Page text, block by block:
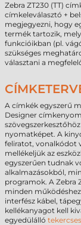
Zebra ZT230 (TT)
címkeleválasztó +
megjegyezni, hogy
termék tartozik,
funkcióikban (pl.
szükséges
választani a
A címkék egyszerű
Designer
nyomatképet. A
feliratot, vonalkódot
mellékeljük az
egyszerűen tudnak
alkalmazásokból,
programok. A Zebra
minden
interfész kábel,
kellékanyagot kell
egyedülálló